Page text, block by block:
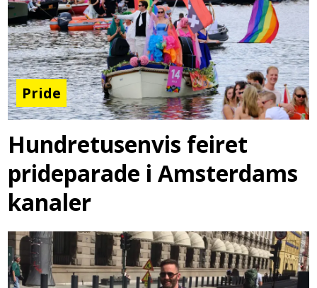
Pride
Hundretusenvis feiret
prideparade i Amsterdams
kanaler